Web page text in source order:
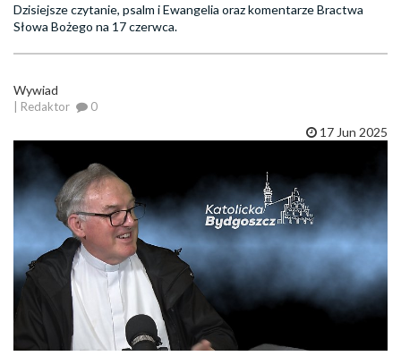
Dzisiejsze czytanie, psalm i Ewangelia oraz komentarze Bractwa
Słowa Bożego na 17 czerwca.
Wywiad
| Redaktor 0
17 Jun 2025